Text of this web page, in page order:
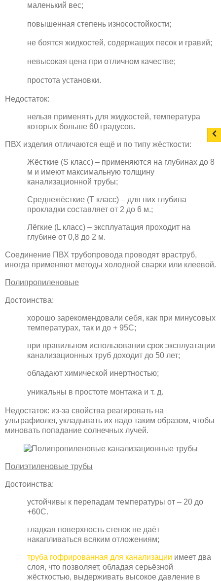
маленький вес;
повышенная степень износостойкости;
не боятся жидкостей, содержащих песок и гравий;
невысокая цена при отличном качестве;
простота установки.
Недостаток:
нельзя применять для жидкостей, температура
которых больше 60 градусов.
ПВХ изделия отличаются ещё и по типу жёсткости:
Жёсткие (S класс) – применяются на глубинах до 8
м и имеют максимальную толщину
канализационной трубы;
Среднежёсткие (Т класс) – для них глубина
прокладки составляет от 2 до 6 м.;
Лёгкие (L класс) – эксплуатация проходит на
глубине от 0,8 до 2 м.
Соединение ПВХ трубопровода проводят враструб,
иногда применяют методы холодной сварки или клеевой.
Полипропиленовые
Достоинства:
хорошо зарекомендовали себя, как при минусовых
температурах, так и до + 95С;
при правильном использовании срок эксплуатации
канализационных труб доходит до 50 лет;
обладают химической инертностью;
уникальны в простоте монтажа и т. д.
Недостаток: из-за свойства реагировать на
ультрафиолет, укладывать их надо таким образом, чтобы
миновать попадание солнечных лучей.
Полиэтиленовые трубы
Достоинства:
устойчивы к перепадам температуры от – 20 до
+60С.
гладкая поверхность стенок не даёт
накапливаться всяким отложениям;
труба гофрированная для канализации имеет два
слоя, что позволяет, обладая серьёзной
жёсткостью, выдерживать высокое давление в